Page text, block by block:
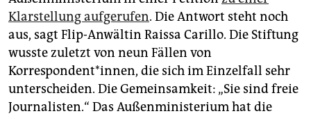
Klarstellung aufgerufen. Die Antwort steht noch
aus, sagt Flip-Anwältin Raissa Carillo. Die Stiftung
wusste zuletzt von neun Fällen von
Korrespondent*innen, die sich im Einzelfall sehr
unterscheiden. Die Gemeinsamkeit: „Sie sind freie
Journalisten.“ Das Außenministerium hat die